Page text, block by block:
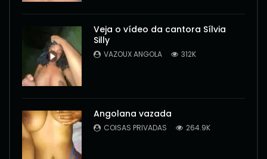
Veja o vídeo da cantora Sílvia
Silly
VAZOUX ANGOLA 312K
Angolana vazada
COISAS PRIVADAS 264.9K